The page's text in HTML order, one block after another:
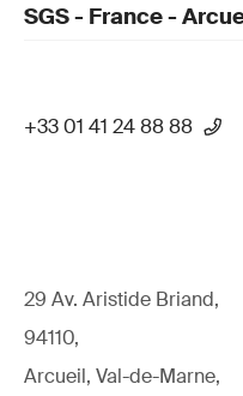
SGS - France -
+33 01 41 24 88 88
29 Av. Aristide Briand,
94110,
Arcueil, Val-de-Marne,